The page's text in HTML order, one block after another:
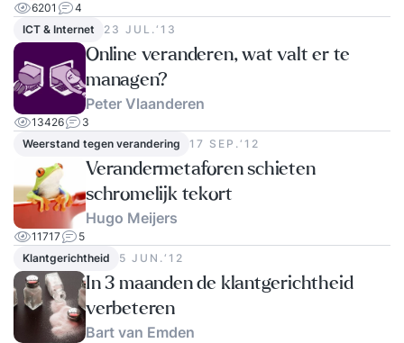
6201
4
ICT & Internet
23 JUL.‘13
Online veranderen, wat valt er te
managen?
Peter Vlaanderen
13426
3
Weerstand tegen verandering
17 SEP.‘12
Verandermetaforen schieten
schromelijk tekort
Hugo Meijers
11717
5
Klantgerichtheid
5 JUN.‘12
In 3 maanden de klantgerichtheid
verbeteren
Bart van Emden